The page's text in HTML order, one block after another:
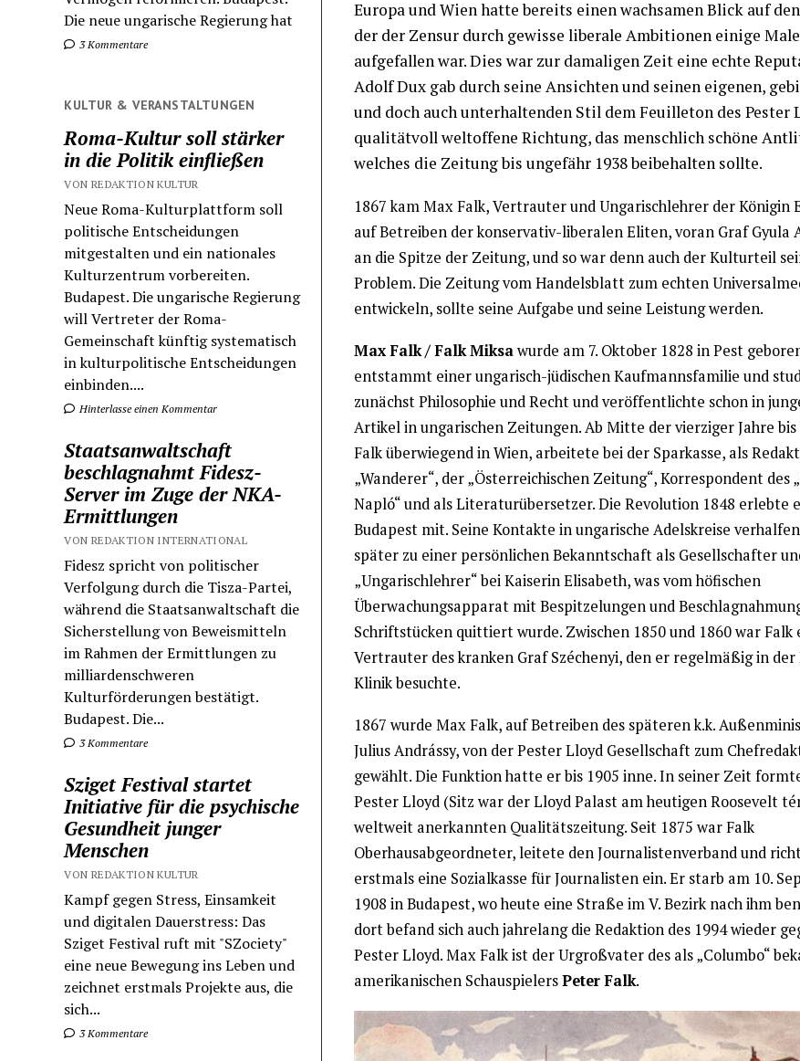
Die neue ungarische Regierung hat
3 Kommentare
KULTUR & VERANSTALTUNGEN
Roma-Kultur soll stärker
in die Politik einfließen
VON REDAKTION KULTUR
Neue Roma-Kulturplattform soll
politische Entscheidungen
mitgestalten und ein nationales
Kulturzentrum vorbereiten.
Budapest. Die ungarische Regierung
will Vertreter der Roma-
Gemeinschaft künftig systematisch
in kulturpolitische Entscheidungen
einbinden....
Hinterlasse einen Kommentar
Staatsanwaltschaft
beschlagnahmt Fidesz-
Server im Zuge der NKA-
Ermittlungen
VON REDAKTION INTERNATIONAL
Fidesz spricht von politischer
Verfolgung durch die Tisza-Partei,
während die Staatsanwaltschaft die
Sicherstellung von Beweismitteln
im Rahmen der Ermittlungen zu
milliardenschweren
Kulturförderungen bestätigt.
Budapest. Die...
3 Kommentare
Sziget Festival startet
Initiative für die psychische
Gesundheit junger
Menschen
VON REDAKTION KULTUR
Kampf gegen Stress, Einsamkeit
und digitalen Dauerstress: Das
Sziget Festival ruft mit "SZociety"
eine neue Bewegung ins Leben und
zeichnet erstmals Projekte aus, die
sich...
3 Kommentare
Europa und Wien hatte bereits einen wachsamen Blick auf
der der Zensur durch gewisse liberale Ambitionen einige Male
aufgefallen war. Dies war zur damaligen Zeit eine echte
Adolf Dux gab durch seine Ansichten und seinen eigenen,
und doch auch unterhaltenden Stil dem Feuilleton des Pester
qualitätvoll weltoffene Richtung, das menschlich schöne
welches die Zeitung bis ungefähr 1938 beibehalten sollte.
1867 kam Max Falk, Vertrauter und Ungarischlehrer der Königin
auf Betreiben der konservativ-liberalen Eliten, voran Graf Gyula
an die Spitze der Zeitung, und so war denn auch der Kulturteil
Problem. Die Zeitung vom Handelsblatt zum echten
entwickeln, sollte seine Aufgabe und seine Leistung werden.
Max Falk / Falk Miksawurde am 7. Oktober 1828 in Pest
entstammt einer ungarisch-jüdischen Kaufmannsfamilie und
zunächst Philosophie und Recht und veröffentlichte schon in
Artikel in ungarischen Zeitungen. Ab Mitte der vierziger Jahre bis
Falk überwiegend in Wien, arbeitete bei der Sparkasse, als
„Wanderer“, der „Österreichischen Zeitung“, Korrespondent des
Napló“ und als Literaturübersetzer. Die Revolution 1848 erlebte
Budapest mit. Seine Kontakte in ungarische Adelskreise
später zu einer persönlichen Bekanntschaft als Gesellschafter
„Ungarischlehrer“ bei Kaiserin Elisabeth, was vom höfischen
Überwachungsapparat mit Bespitzelungen und
Schriftstücken quittiert wurde. Zwischen 1850 und 1860 war Falk
Vertrauter des kranken Graf Széchenyi, den er regelmäßig in
Klinik besuchte.
1867 wurde Max Falk, auf Betreiben des späteren k.k.
Julius Andrássy, von der Pester Lloyd Gesellschaft zum
gewählt. Die Funktion hatte er bis 1905 inne. In seiner Zeit
Pester Lloyd (Sitz war der Lloyd Palast am heutigen Roosevelt
weltweit anerkannten Qualitätszeitung. Seit 1875 war Falk
Oberhausabgeordneter, leitete den Journalistenverband und
erstmals eine Sozialkasse für Journalisten ein. Er starb am 10.
1908 in Budapest, wo heute eine Straße im V. Bezirk nach ihm
dort befand sich auch jahrelang die Redaktion des 1994 wieder
Pester Lloyd. Max Falk ist der Urgroßvater des als „Columbo“
amerikanischen SchauspielersPeter Falk.